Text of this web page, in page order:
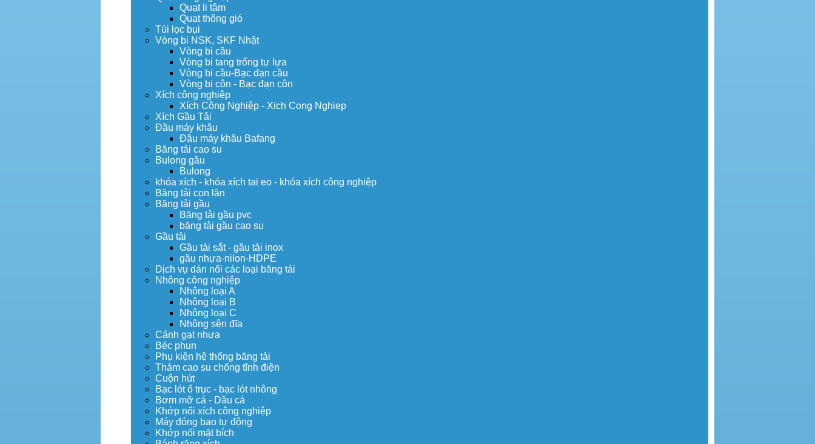
Quạt li tâm
Quạt thông gió
Túi lọc bụi
Vòng bi NSK, SKF Nhật
Vòng bi cầu
Vòng bi tang trống tự lựa
Vòng bi cầu-Bạc đạn cầu
Vòng bi côn - Bạc đạn côn
Xích công nghiệp
Xích Công Nghiệp - Xich Cong Nghiep
Xích Gầu Tải
Đầu máy khâu
Đầu máy khâu Bafang
Băng tải cao su
Bulong gầu
Bulong
khóa xích - khóa xích tai eo - khóa xích công nghiệp
Băng tải con lăn
Băng tải gầu
Băng tải gầu pvc
băng tải gầu cao su
Gầu tải
Gầu tải sắt - gầu tải inox
gầu nhựa-nilon-HDPE
Dịch vụ dán nối các loại băng tải
Nhông công nghiệp
Nhông loại A
Nhông loại B
Nhông loại C
Nhông sên đĩa
Cánh gạt nhựa
Béc phun
Phụ kiện hệ thống băng tải
Thảm cao su chống tĩnh điện
Cuộn hút
Bạc lót ổ trục - bạc lót nhông
Bơm mỡ cá - Dầu cá
Khớp nối xích công nghiệp
Máy đóng bao tự động
Khớp nối mặt bích